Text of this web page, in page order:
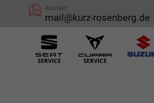
Kontakt
mail@kurz-rosenberg.de